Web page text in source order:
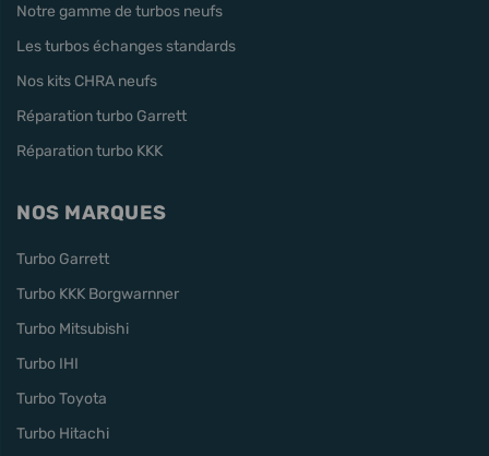
Notre gamme de turbos neufs
Les turbos échanges standards
Nos kits CHRA neufs
Réparation turbo Garrett
Réparation turbo KKK
NOS MARQUES
Turbo Garrett
Turbo KKK Borgwarnner
Turbo Mitsubishi
Turbo IHI
Turbo Toyota
Turbo Hitachi